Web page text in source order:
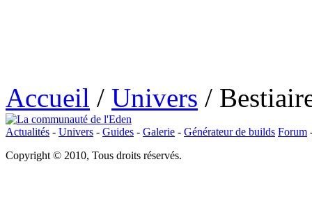
Accueil / Univers /
Actualités - Univers - Guides - Galerie - Générateur de builds Forum
Copyright © 2010, Tous droits réservés.